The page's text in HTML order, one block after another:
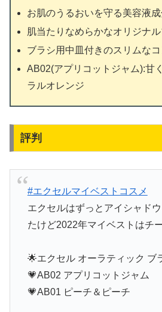
お肌のうるおいを守る美容液成
肌当たりなめらかなオリジナル
ブラシ用中皿付きのスリムなコ
AB02(アプリコットジャム):甘
ラルオレンジ
評判
#エクセルマイベストコスメ
エクセルはずっとアイシャド
たけど2022年マイベストはチ
🌟エクセル オーラティック ブ
💗AB02 アプリコットジャム
💗AB01 ピーチ＆ピーチ